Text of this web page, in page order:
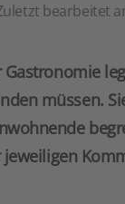
bearbeitet
Gastronomie
müssen.